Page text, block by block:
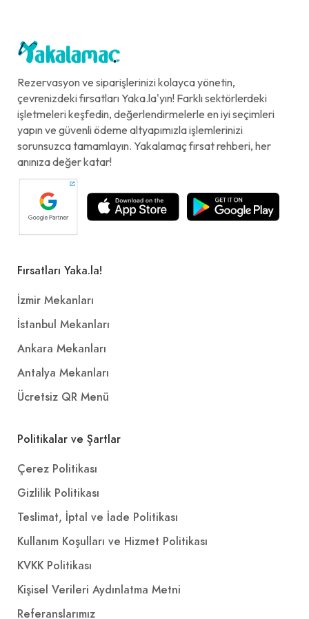
99,00₺
İçerisinde sıcak ve kremamsı bir dolgu bulunan çikolatalı tatlı çeşididir.
369,00₺
1,5 porsiyon et İskender
330 ml.
+
+
649,00₺
2 Adet 1,5 İskender + İçecek (1 L.)
Yemeksepeti Özel Coss Fırsat
Rezervasyon ve siparişlerinizi kolayca yönetin,
çevrenizdeki fırsatları Yaka.la'yın! Farklı sektörlerdeki
işletmeleri keşfedin, değerlendirmelerle en iyi seçimleri
yapın ve güvenli ödeme altyapımızla işlemlerinizi
sorunsuzca tamamlayın. Yakalamaç fırsat rehberi, her
anınıza değer katar!
Fırsatları Yaka.la!
İzmir Mekanları
İstanbul Mekanları
Ankara Mekanları
Antalya Mekanları
Ücretsiz QR Menü
Politikalar ve Şartlar
Çerez Politikası
Gizlilik Politikası
Teslimat, İptal ve İade Politikası
Kullanım Koşulları ve Hizmet Politikası
KVKK Politikası
Kişisel Verileri Aydınlatma Metni
Referanslarımız